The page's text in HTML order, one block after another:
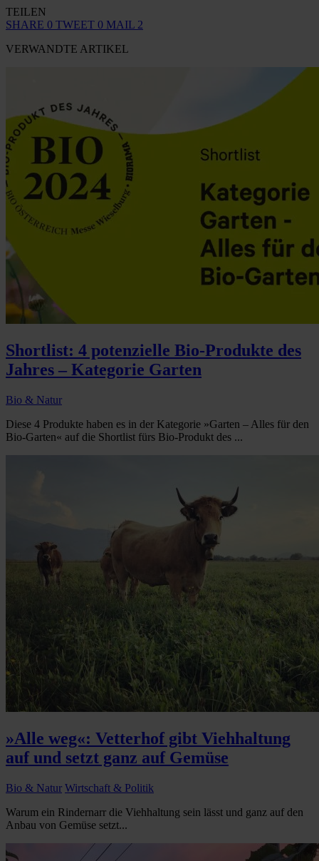
TEILEN
SHARE 0 TWEET 0 MAIL 2
VERWANDTE ARTIKEL
Shortlist: 4 potenzielle Bio-Produkte des
Jahres – Kategorie Garten
Bio & Natur
Diese 4 Produkte haben es in der Kategorie »Garten – Alles für den
Bio-Garten« auf die Shortlist fürs Bio-Produkt des ...
»Alle weg«: Vetterhof gibt Viehhaltung
auf und setzt ganz auf Gemüse
Bio & Natur Wirtschaft & Politik
Warum ein Rindernarr die Viehhaltung sein lässt und ganz auf den
Anbau von Gemüse setzt...